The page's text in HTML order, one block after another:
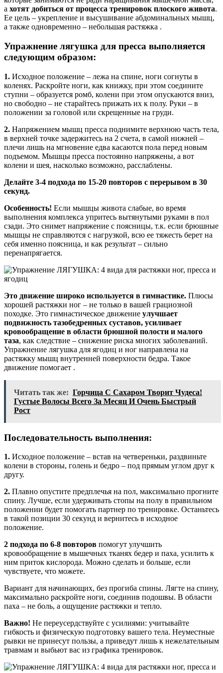
а хотят добиться от процесса тренировок плоского живота.
Ее цель – укрепление и высушивание абдоминальных мышц,
а также одновременно – небольшая растяжка .
Упражнение лягушка для пресса выполняется
следующим образом:
1. Исходное положение – лежа на спине, ноги согнуты в
коленях. Раскройте ноги, как книжку, при этом соедините
ступни – образуется ромб, колени при этом опускаются вниз,
но свободно – не старайтесь прижать их к полу. Руки – в
положении за головой или скрещенные на груди.
2. Напряжением мышц пресса поднимите верхнюю часть тела,
в верхней точке задержитесь на 2 счета, в самой нижней –
плечи лишь на мгновение едва касаются пола перед новым
подъемом. Мышцы пресса постоянно напряжены, а вот
колени и шея, насколько возможно, расслаблены.
Делайте 3-4 подхода по 15-20 повторов с перерывом в 30
секунд.
Особенность! Если мышцы живота слабые, во время
выполнения комплекса упритесь вытянутыми руками в пол
сзади. Это снимет напряжение с поясницы, т.к. если брюшные
мышцы не справляются с нагрузкой, всю ее тяжесть берет на
себя именно поясница, и как результат – сильно
перенапрягается.
Это движение широко используется в гимнастике. Плюсы
хорошей растяжки ног – не только в вашей грациозной
походке. Это гимнастическое движение улучшает
подвижность тазобедренных суставов, усиливает
кровообращение в области брюшной полости и малого
таза, как следствие – снижение риска многих заболеваний.
Упражнение лягушка для ягодиц и ног направлена на
растяжку мышц внутренней поверхности бедра. Такое
движение помогает .
Читать так же: Горчица С Сахаром Творит Чудеса!
Густые Волосы Всего За Месяц И Очень Быстрый
Рост
Последовательность выполнения:
1. Исходное положение – встав на четвереньки, раздвиньте
колени в стороны, голень и бедро – под прямым углом друг к
другу.
2. Плавно опустите предплечья на пол, максимально прогните
спину. Лучше, если удерживать стопы на полу в правильном
положении будет помогать партнер по тренировке. Останьтесь
в такой позиции 30 секунд и вернитесь в исходное
положение.
2 подхода по 6-8 повторов помогут улучшить
кровообращение в мышечных тканях бедер и паха, усилить к
ним приток кислорода. Можно сделать и больше, если
чувствуете, что можете.
Вариант для начинающих, без прогиба спины. Лягте на спину,
максимально раскройте ноги, соединив подошвы. В области
паха – не боль, а ощущение растяжки и тепло.
Важно! Не переусердствуйте с усилиями: учитывайте
гибкость и физическую подготовку вашего тела. Неуместные
рывки не принесут пользы, а приведут лишь к нежелательным
травмам и выбьют вас из графика тренировок.